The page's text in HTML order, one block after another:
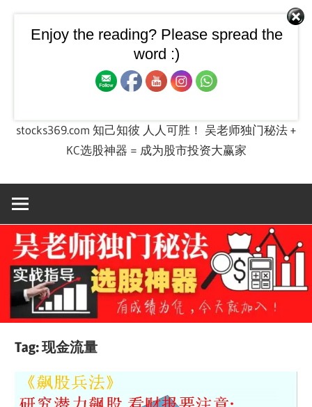
【飙股兵法】大马股票技
术图 + 股票投资实战课程
stocks369.com 知己知彼 人人可胜！ 吴老师独门秘法 +
KC选股神器 = 成为股市投资大赢家
Tag:现金流量
Enjoy the reading? Please spread the
word :)